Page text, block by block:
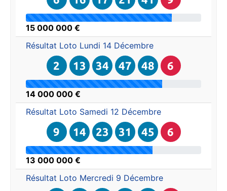
15 000 000 €
Résultat Loto Lundi 14 Décembre
2 13 34 47 48 6
14 000 000 €
Résultat Loto Samedi 12 Décembre
9 14 23 31 45 6
13 000 000 €
Résultat Loto Mercredi 9 Décembre